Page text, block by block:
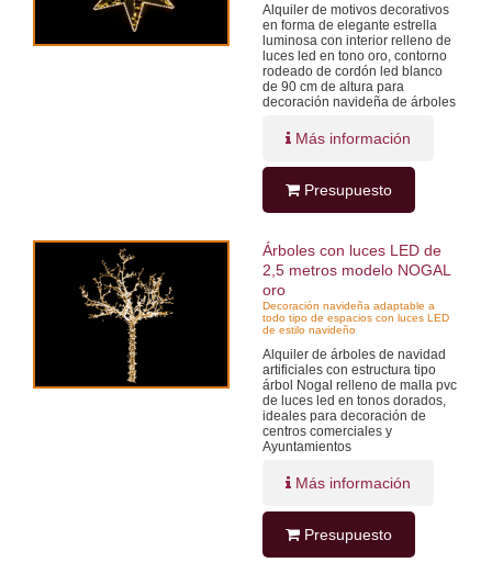
Alquiler de motivos decorativos
en forma de elegante estrella
luminosa con interior relleno de
luces led en tono oro, contorno
rodeado de cordón led blanco
de 90 cm de altura para
decoración navideña de árboles
Más información
Presupuesto
Árboles con luces LED de
2,5 metros modelo NOGAL
oro
Decoración navideña adaptable a
todo tipo de espacios con luces LED
de estilo navideño
Alquiler de árboles de navidad
artificiales con estructura tipo
árbol Nogal relleno de malla pvc
de luces led en tonos dorados,
ideales para decoración de
centros comerciales y
Ayuntamientos
Más información
Presupuesto